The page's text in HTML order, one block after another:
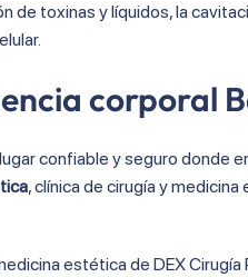
de toxinas y líquidos, la
corporal
confiable y seguro donde
, clínica de cirugía y
estética de DEX